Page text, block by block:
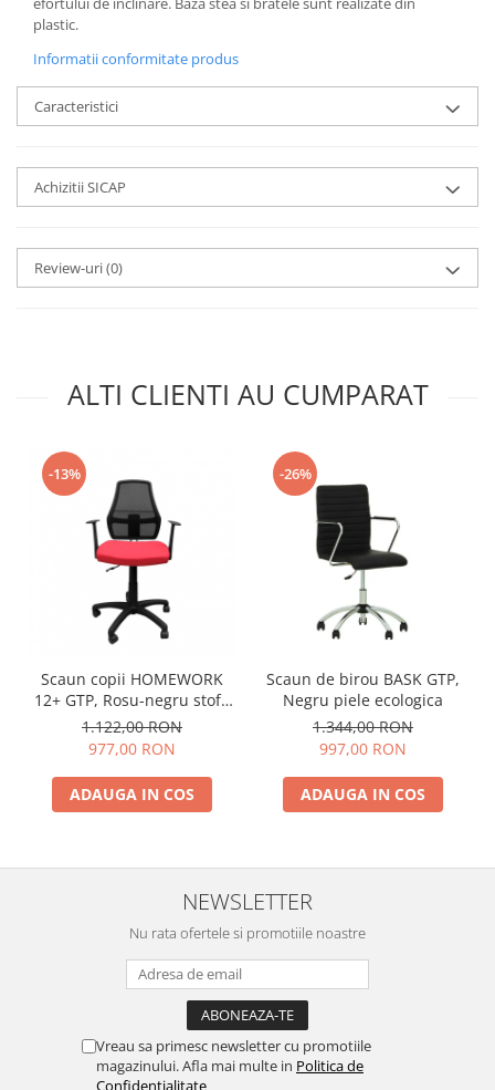
plastic.
Informatii conformitate produs
Caracteristici
Achizitii SICAP
Review-uri(0)
ALTI CLIENTI AU CUMPARAT
-13%
Scaun copii HOMEWORK
12+ GTP, Rosu-negru stofa
fiji
1.122,00 RON
977,00 RON
ADAUGA IN COS
-26%
Scaun de birou BASK GTP,
Negru piele ecologica
1.344,00 RON
997,00 RON
ADAUGA IN COS
NEWSLETTER
Nu rata ofertele si promotiile noastre
Vreau sa primesc newsletter cu promotiile
magazinului. Afla mai multe in Politica de
Confidentialitate